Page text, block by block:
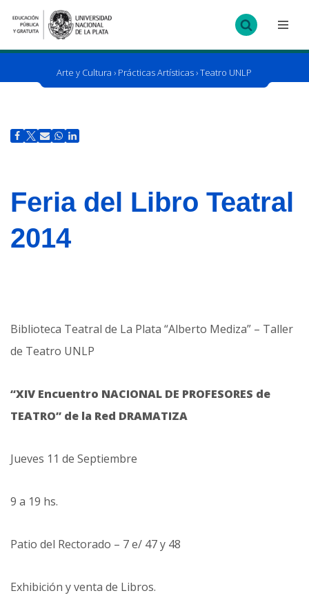
Ir
al
Arte y Cultura › Prácticas Artísticas›Teatro UNLP
Feria del Libro Teatral
2014
Biblioteca Teatral de La Plata “Alberto Mediza” – Taller
de Teatro UNLP
“XIV Encuentro NACIONAL DE PROFESORES de
TEATRO” de la Red DRAMATIZA
Jueves 11 de Septiembre
9 a 19 hs.
Patio del Rectorado – 7 e/ 47 y 48
Exhibición y venta de Libros.